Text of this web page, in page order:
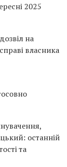
2025
на
власника
останній
та